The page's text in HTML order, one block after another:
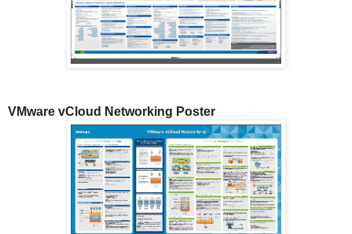
VMware vCloud Networking Poster